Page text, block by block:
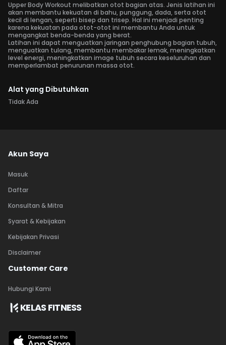
Upper Body Workout melibatkan otot bagian atas. Jenis latihan ini
akan membantu kekuatan di bahu, punggung, dada, serta otot
kecil di lengan, seperti bisep dan trisep. Hal ini menjadi penting
karena kekuatan pada otot-otot ini membantu Anda untuk
mengangkat benda-benda yang berat.
Latihan ini dapat menguatkan jaringan penghubung bagian tubuh,
menguatkan tulang, membantu membakar lemak, meningkatkan
level energi, meningkatkan image tubuh secara keseluruhan dan
memperlambat penurunan massa otot.
Alat yang Dibutuhkan
Tidak Ada
Akun Saya
Masuk
Daftar
Konsultan & Mitra
Syarat & Kebijakan
Kebijakan Privasi
Disclaimer
Customer Care
Hubungi Kami
KELAS FITNESS